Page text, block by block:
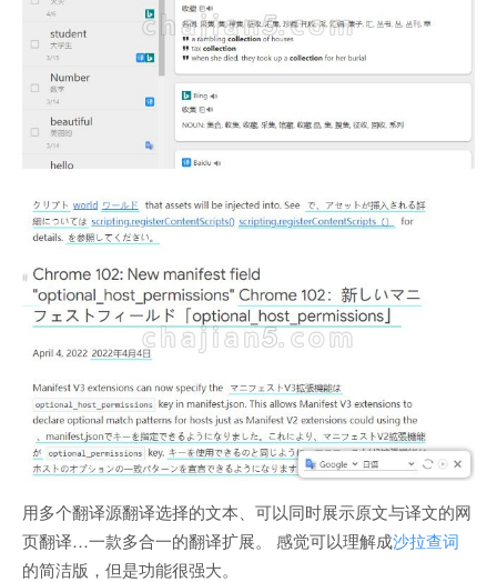
用多个翻译源翻译选择的文本、可以同时展示原文与译文的网
页翻译…一款多合一的翻译扩展。 感觉可以理解成沙拉查词
的简洁版，但是功能很强大。